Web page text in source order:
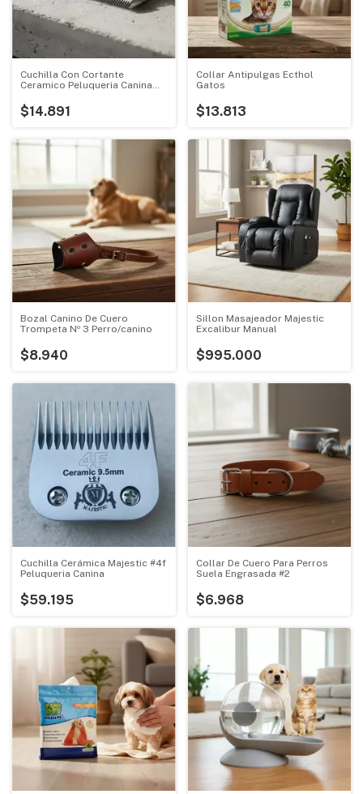
Cuchilla Con Cortante
Ceramico Peluqueria Canina
$14.891
Collar Antipulgas Ecthol
Gatos
$13.813
Bozal Canino De Cuero
Trompeta Nº 3 Perro/canino
$8.940
Sillon Masajeador Majestic
Excalibur Manual
$995.000
Cuchilla Cerámica Majestic #4f
Peluqueria Canina
$59.195
Collar De Cuero Para Perros
Suela Engrasada #2
$6.968